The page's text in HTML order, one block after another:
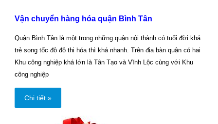
Vận chuyển hàng hóa quận Bình Tân
Quận Bình Tân là một trong những quận nội thành có tuổi đời khá
trẻ song tốc độ đô thị hóa thì khá nhanh. Trên địa bàn quận có hai
Khu công nghiệp khá lớn là Tân Tạo và Vĩnh Lộc cùng với Khu
công nghiệp
Chi tiết »